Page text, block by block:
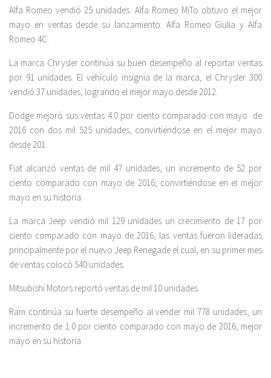
Alfa Romeo vendió 25 unidades. Alfa Romeo MiTo obtuvo el mejor
mayo en ventas desde su lanzamiento. Alfa Romeo Giulia y Alfa
Romeo 4C.
La marca Chrysler continúa su buen desempeño al reportar ventas
por 91 unidades. El vehículo insignia de la marca, el Chrysler 300
vendió 37 unidades, logrando el mejor mayo desde 2012.
Dodge mejoró sus ventas 4.0 por ciento comparado con mayo de
2016 con dos mil 525 unidades, convirtiéndose en el mejor mayo
desde 201.
Fiat alcanzó ventas de mil 47 unidades, un incremento de 52 por
ciento comparado con mayo de 2016; convirtiéndose en el mejor
mayo en su historia.
La marca Jeep vendió mil 129 unidades un crecimiento de 17 por
ciento comparado con mayo de 2016, las ventas fueron lideradas
principalmente por el nuevo Jeep Renegade el cual, en su primer mes
de ventas colocó 540 unidades.
Mitsubishi Motors reportó ventas de mil 10 unidades.
Ram continúa su fuerte desempeño al vender mil 778 unidades, un
incremento de 1.0 por ciento comparado con mayo de 2016; mejor
mayo en su historia.